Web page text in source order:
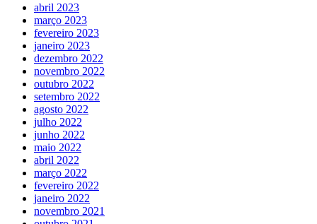
abril 2023
março 2023
fevereiro 2023
janeiro 2023
dezembro 2022
novembro 2022
outubro 2022
setembro 2022
agosto 2022
julho 2022
junho 2022
maio 2022
abril 2022
março 2022
fevereiro 2022
janeiro 2022
novembro 2021